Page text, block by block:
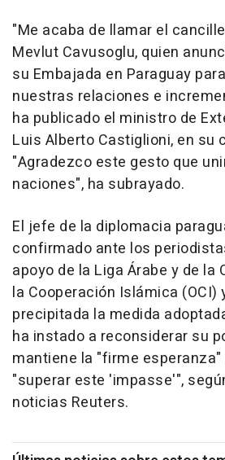
"Me acaba de llamar el
Mevlut Cavusoglu, quien
su Embajada en Paraguay
nuestras relaciones e
ha publicado el ministro de
Luis Alberto Castiglioni, en su
"Agradezco este gesto que
naciones", ha subrayado.
El jefe de la diplomacia
confirmado ante los
apoyo de la Liga Árabe y de la
la Cooperación Islámica (OCI)
precipitada la medida
ha instado a reconsiderar su
mantiene la "firme esperanza"
"superar este 'impasse'",
noticias Reuters.